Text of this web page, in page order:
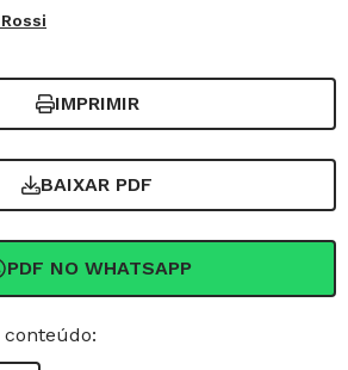
IMPRIMIR
BAIXAR PDF
PDF NO WHATSAPP